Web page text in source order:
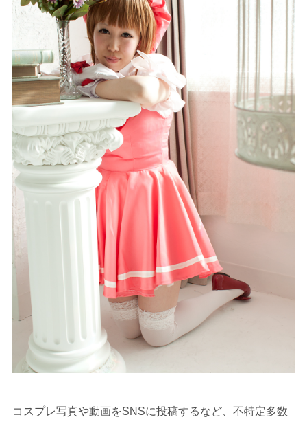
コスプレ写真や動画をSNSに投稿するなど、不特定多数